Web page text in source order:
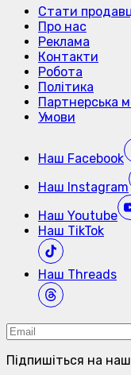
Стати
Про нас
Реклама
Контакти
Робота
Політика
Партнерська
Умови
Наш Facebook
Наш Instagram
Наш Youtube
Наш TikTok
Наш Threads
Підпишіться на